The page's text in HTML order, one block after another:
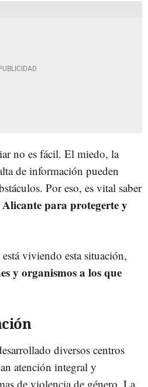
no es fácil. El miedo, la
de información pueden
Por eso, es vital saber
Alicante para protegerte y
viviendo esta situación,
y organismos a los que
diversos centros
atención integral y
de violencia de género. La